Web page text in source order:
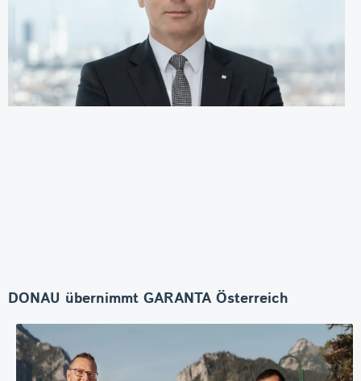
DONAU übernimmt GARANTA Österreich